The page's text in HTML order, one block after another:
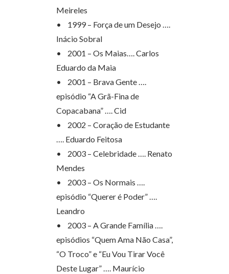
Meireles
• 1999 – Força de um Desejo ….
Inácio Sobral
• 2001 – Os Maias…. Carlos
Eduardo da Maia
• 2001 – Brava Gente ….
episódio “A Grã-Fina de
Copacabana” …. Cid
• 2002 – Coração de Estudante
…. Eduardo Feitosa
• 2003 – Celebridade …. Renato
Mendes
• 2003 – Os Normais ….
episódio “Querer é Poder” ….
Leandro
• 2003 – A Grande Família ….
episódios “Quem Ama Não Casa”,
“O Troco” e “Eu Vou Tirar Você
Deste Lugar” …. Maurício